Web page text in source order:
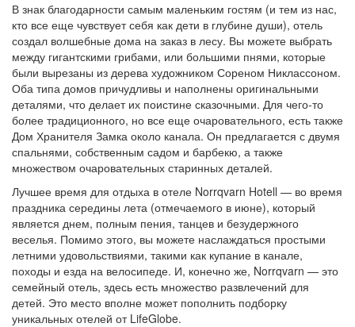
В знак благодарности самым маленьким гостям (и тем из нас,
кто все еще чувствует себя как дети в глубине души), отель
создал волшебные дома на заказ в лесу. Вы можете выбрать
между гигантскими грибами, или большими пнями, которые
были вырезаны из дерева художником Сореном Никлассоном.
Оба типа домов причудливы и наполнены оригинальными
деталями, что делает их поистине сказочными. Для чего-то
более традиционного, но все еще очаровательного, есть также
Дом Хранителя Замка около канала. Он предлагается с двумя
спальнями, собственным садом и барбекю, а также
множеством очаровательных старинных деталей.
Лучшее время для отдыха в отеле Norrqvarn Hotell — во время
праздника середины лета (отмечаемого в июне), который
является днем, полным пения, танцев и безудержного
веселья. Помимо этого, вы можете наслаждаться простыми
летними удовольствиями, такими как купание в канале,
походы и езда на велосипеде. И, конечно же, Norrqvarn — это
семейный отель, здесь есть множество развлечений для
детей. Это место вполне может пополнить подборку
уникальных отелей от LifeGlobe.